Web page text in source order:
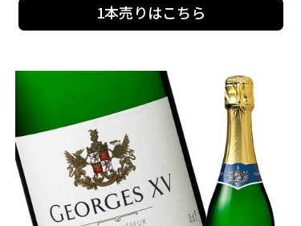
1本売りはこちら